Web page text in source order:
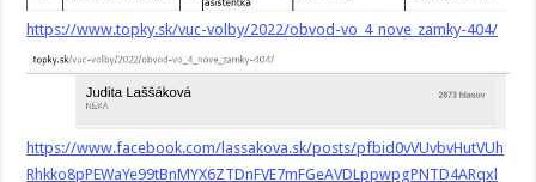
https://www.topky.sk/vuc-volby/2022/obvod-vo_4_nove_zamky-404/
https://www.facebook.com/lassakova.sk/posts/pfbid0vVUvbvHutVUh
Rhkko8pPEWaYe99tBnMYX6ZTDnFVE7mFGeAVDLppwpgPNTD4ARqxl